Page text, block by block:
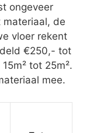
ongeveer
de
vloer rekent
€250,- tot
tot 25m².
mee.